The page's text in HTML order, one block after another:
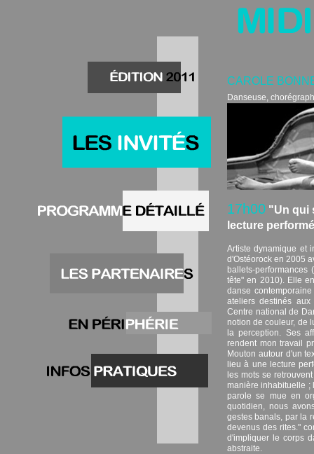
CAROLE
Danseuse,
17h00 "Un qui
lecture
Artiste dynamique et
d'Ostéorock en 2005
ballets-
tête" en 2010). Elle
danse
ateliers destinés
Centre national de
notion de couleur, de
la perception. Ses
rendent mon travail
Mouton autour d'un
lieu à une lecture
les mots se
manière inhabituelle ;
parole se mue en
quotidien, nous
gestes banals, par la
devenus des rites."
d'impliquer le corps
abstraite.